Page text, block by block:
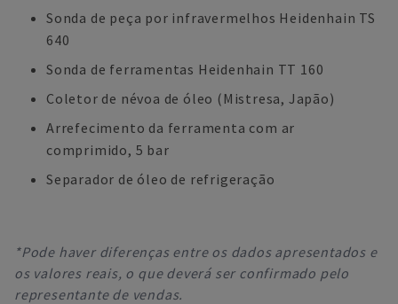
Sonda de peça por infravermelhos Heidenhain TS
640
Sonda de ferramentas Heidenhain TT 160
Coletor de névoa de óleo (Mistresa, Japão)
Arrefecimento da ferramenta com ar
comprimido, 5 bar
Separador de óleo de refrigeração
*Pode haver diferenças entre os dados apresentados e
os valores reais, o que deverá ser confirmado pelo
representante de vendas.